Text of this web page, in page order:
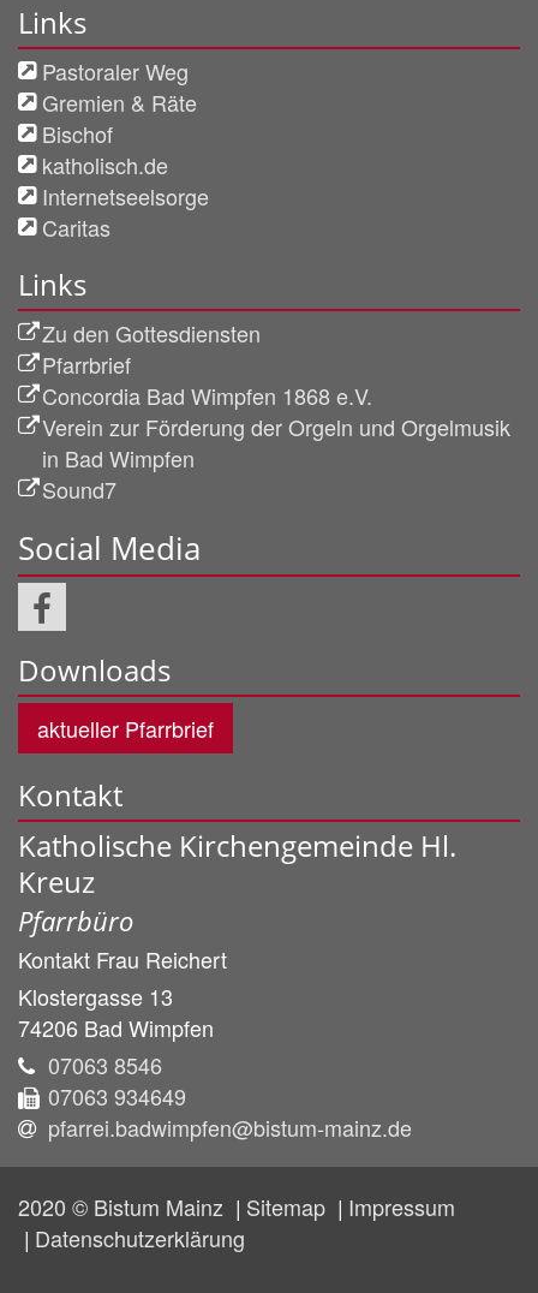
Links
Pastoraler Weg
Gremien & Räte
Bischof
katholisch.de
Internetseelsorge
Caritas
Links
Zu den Gottesdiensten
Pfarrbrief
Concordia Bad Wimpfen 1868 e.V.
Verein zur Förderung der Orgeln und Orgelmusik
in Bad Wimpfen
Sound7
Social Media
Downloads
aktueller Pfarrbrief
Kontakt
Katholische Kirchengemeinde Hl.
Kreuz
Pfarrbüro
Kontakt Frau Reichert
Klostergasse 13
74206 Bad Wimpfen
07063 8546
07063 934649
pfarrei.badwimpfen@bistum-mainz.de
2020 © Bistum Mainz Sitemap
Impressum
Datenschutzerklärung